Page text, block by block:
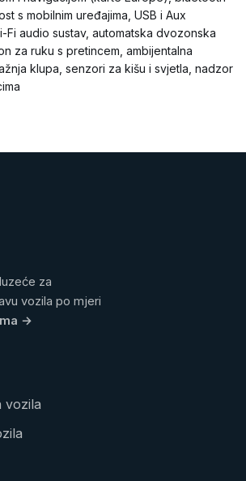
s mobilnim uređajima, USB i Aux
Fi audio sustav, automatska dvozonska
za ruku s pretincem, ambijentalna
klupa, senzori za kišu i svjetla, nadzor
za
vozila po mjeri
→
vozila